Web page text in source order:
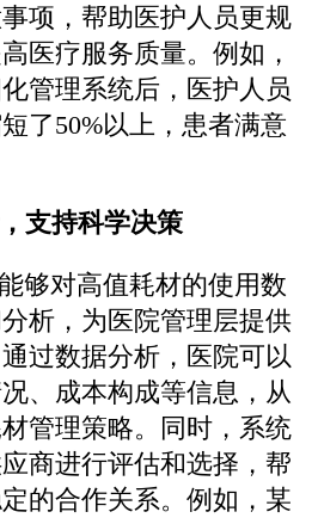
项，帮助医护人员更规
医疗服务质量。例如，
管理系统后，医护人员
了50%以上，患者满意
支持科学决策
够对高值耗材的使用数
析，为医院管理层提供
过数据分析，医院可以
、成本构成等信息，从
管理策略。同时，系统
商进行评估和选择，帮
的合作关系。例如，某